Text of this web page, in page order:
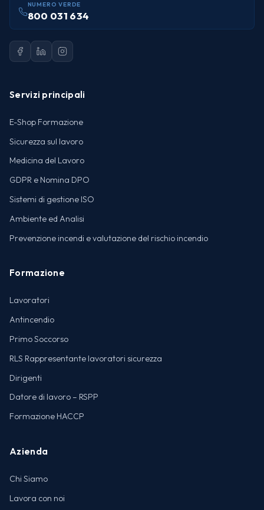
NUMERO VERDE
800 031 634
Servizi principali
E-Shop Formazione
Sicurezza sul lavoro
Medicina del Lavoro
GDPR e Nomina DPO
Sistemi di gestione ISO
Ambiente ed Analisi
Prevenzione incendi e valutazione del rischio incendio
Formazione
Lavoratori
Antincendio
Primo Soccorso
RLS Rappresentante lavoratori sicurezza
Dirigenti
Datore di lavoro – RSPP
Formazione HACCP
Azienda
Chi Siamo
Lavora con noi